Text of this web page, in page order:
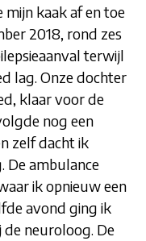
mijn kaak af en toe
2018, rond zes
terwijl
lag. Onze dochter
klaar voor de
nog een
zelf dacht ik
De ambulance
ik opnieuw een
avond ging ik
de neuroloog. De